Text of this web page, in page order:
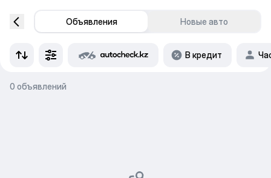
Объявления Новые авто
В кредит
0 объявлений